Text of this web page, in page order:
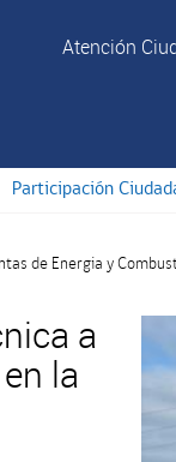
Atención
Participación
de Energia y
a
la